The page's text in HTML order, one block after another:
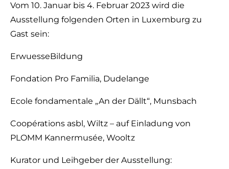
Vom 10. Januar bis 4. Februar 2023 wird die
Ausstellung folgenden Orten in Luxemburg zu
Gast sein:
ErwuesseBildung
Fondation Pro Familia, Dudelange
Ecole fondamentale „An der Dällt“, Munsbach
Coopérations asbl, Wiltz – auf Einladung von
PLOMM Kannermusée, Wooltz
Kurator und Leihgeber der Ausstellung: